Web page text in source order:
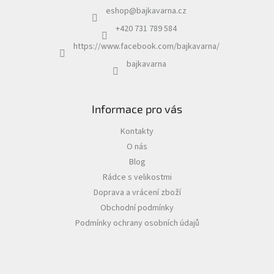
eshop@bajkavarna.cz
+420 731 789 584
https://www.facebook.com/bajkavarna/
bajkavarna
Informace pro vás
Kontakty
O nás
Blog
Rádce s velikostmi
Doprava a vrácení zboží
Obchodní podmínky
Podmínky ochrany osobních údajů